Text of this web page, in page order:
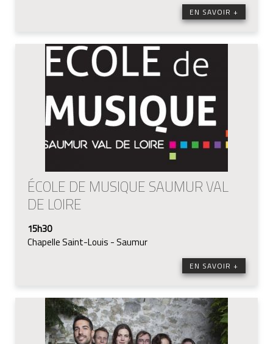
EN SAVOIR +
ÉCOLE DE MUSIQUE SAUMUR VAL
DE LOIRE
15h30
Chapelle Saint-Louis - Saumur
EN SAVOIR +